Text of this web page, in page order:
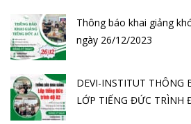
Thông báo khai giảng
ngày 26/12/2023
DEVI-INSTITUT THÔNG
LỚP TIẾNG ĐỨC TRÌNH